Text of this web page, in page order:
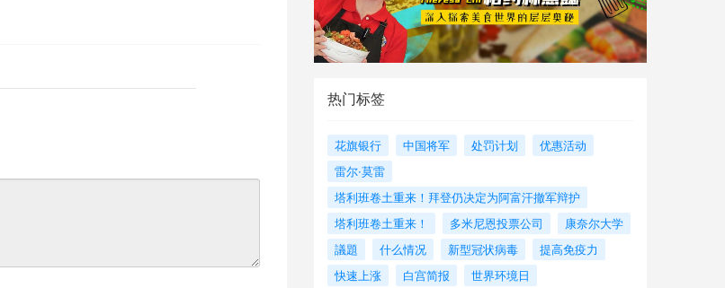
热门标签
花旗银行 中国将军 处罚计划
优惠活动
雷尔·莫雷
塔利班卷土重来！拜登仍决定为阿富汗撤军辩护
塔利班卷土重来！
多米尼恩投票公司
康奈尔大学
議題
什么情况 新型冠状病毒
提高免疫力
快速上涨
白宫简报
世界环境日